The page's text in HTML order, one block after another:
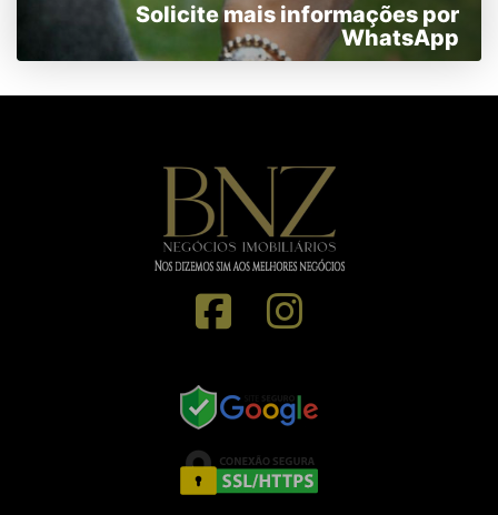
Solicite mais informações por
WhatsApp